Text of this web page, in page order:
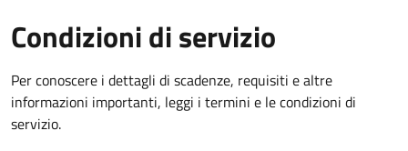
Condizioni di servizio
Per conoscere i dettagli di scadenze, requisiti e altre
informazioni importanti, leggi i termini e le condizioni di
servizio.